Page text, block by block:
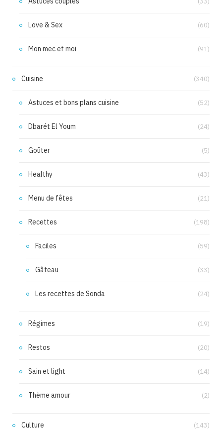
Love & Sex (60)
Mon mec et moi (91)
Cuisine (340)
Astuces et bons plans cuisine (52)
Dbarét El Youm (24)
Goûter (5)
Healthy (43)
Menu de fêtes (21)
Recettes (198)
Faciles (59)
Gâteau (33)
Les recettes de Sonda (24)
Régimes (19)
Restos (20)
Sain et light (14)
Thème amour (2)
Culture (143)